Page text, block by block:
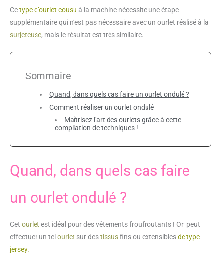
Cetype d’ourlet cousu à la machine nécessite une étape
supplémentaire qui n’est pas nécessaire avec un ourlet réalisé à la
surjeteuse, mais le résultat est très similaire.
Sommaire
Quand, dans quels cas faire un ourlet ondulé ?
Comment réaliser un ourlet ondulé
Maîtrisez l'art des ourlets grâce à cette
compilation de techniques !
Quand, dans quels cas faire
un ourlet ondulé ?
Cet ourlet est idéal pour des vêtements froufroutants ! On peut
effectuer un tel ourlet sur destissusfins ou extensiblesde type
jersey.